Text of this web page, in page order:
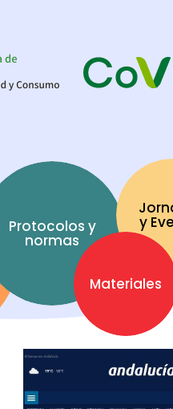
Protocolos y
normas
Materiales
y